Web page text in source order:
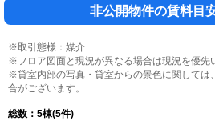
非公開物件の賃料目
※取引態様：媒介
※フロア図面と現況が異なる場合は現況を優先
※貸室内部の写真・貸室からの景色に関しては
合がございます。
総数： 5棟(5件)